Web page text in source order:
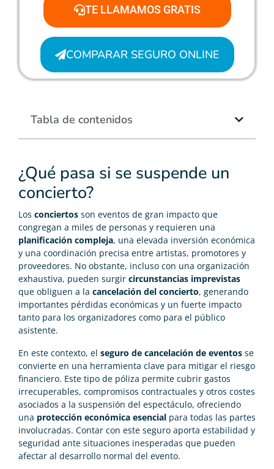
¿Qué pasa si se suspende un
concierto?
Los conciertos son eventos de gran impacto que
congregan a miles de personas y requieren una
planificación compleja, una elevada inversión económica
y una coordinación precisa entre artistas, promotores y
proveedores. No obstante, incluso con una organización
exhaustiva, pueden surgir circunstancias imprevistas
que obliguen a la cancelación del concierto, generando
importantes pérdidas económicas y un fuerte impacto
tanto para los organizadores como para el público
asistente.
En este contexto, el seguro de cancelación de eventos se
convierte en una herramienta clave para mitigar el riesgo
financiero. Este tipo de póliza permite cubrir gastos
irrecuperables, compromisos contractuales y otros costes
asociados a la suspensión del espectáculo, ofreciendo
una protección económica esencial para todas las partes
involucradas. Contar con este seguro aporta estabilidad y
seguridad ante situaciones inesperadas que pueden
afectar al desarrollo normal del evento.
TE LLAMAMOS GRATIS
COMPARAR SEGURO ONLINE
Tabla de contenidos